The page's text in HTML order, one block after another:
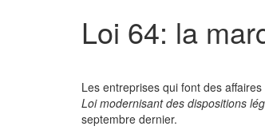
Loi 64: la
Les entreprises qui font des
Loi modernisant des dispositions
septembre dernier.